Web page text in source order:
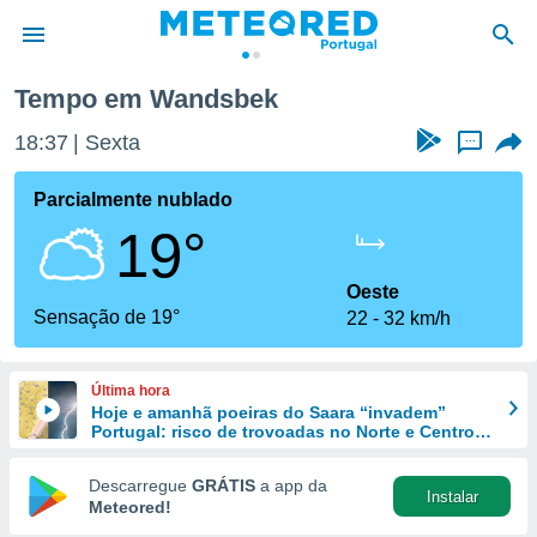
da
foi
fornecidas
a este
das
e
forma
digital
Tempo em Wandsbek
18:37 Sexta ...
Parcialmente nublado
19°
Sensação de 19°
Oeste
22
32 km/h
Última hora
Hoje e amanhã poeiras do Saara “invadem”
Portugal: risco de trovoadas no Norte e Centro
Descarregue GRÁTIS a app da
Meteored!
Instalar